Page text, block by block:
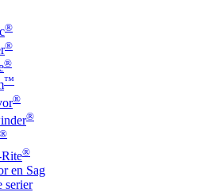
®
®
®
™
®
®
®
®
en Sag
serier